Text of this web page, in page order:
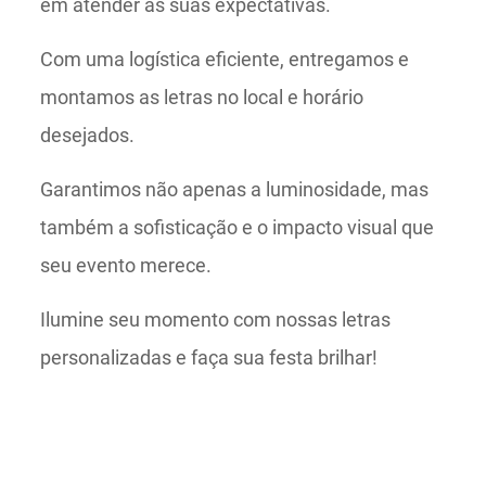
em atender às suas expectativas.
Com uma logística eficiente, entregamos e
montamos as letras no local e horário
desejados.
Garantimos não apenas a luminosidade, mas
também a sofisticação e o impacto visual que
seu evento merece.
Ilumine seu momento com nossas letras
personalizadas e faça sua festa brilhar!